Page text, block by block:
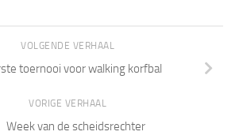
VOLGENDE VERHAAL
toernooi voor walking korfbal
VORIGE VERHAAL
Week van de scheidsrechter